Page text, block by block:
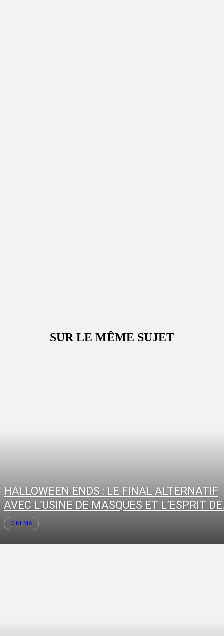
SUR LE MÊME SUJET
HALLOWEEN ENDS : LE FINAL ALTERNATIF
AVEC L’USINE DE MASQUES ET L’ESPRIT
CINÉMA